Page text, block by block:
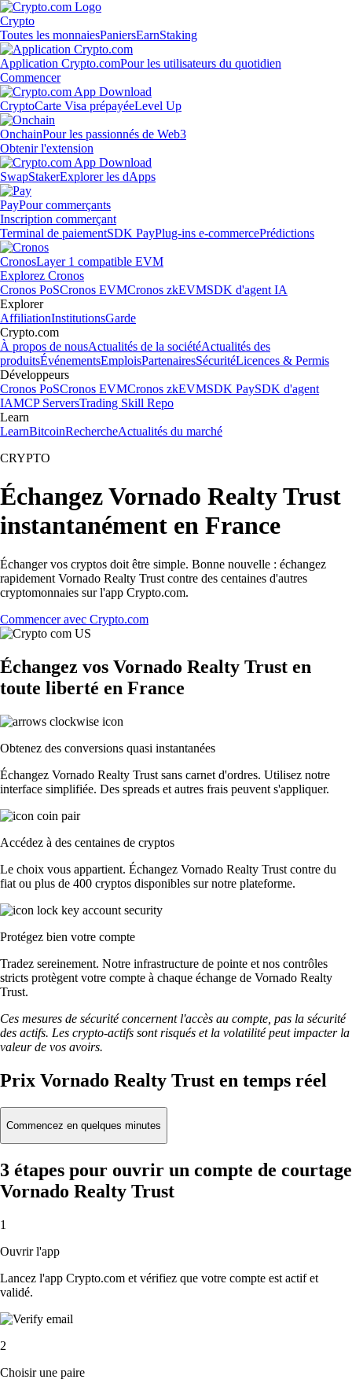
Crypto
Toutes les monnaiesPaniersEarnStaking
Application Crypto.comPour les utilisateurs du quotidien
Commencer
CryptoCarte Visa prépayéeLevel Up
OnchainPour les passionnés de Web3
Obtenir l'extension
SwapStakerExplorer les dApps
PayPour commerçants
Inscription commerçant
Terminal de paiementSDK PayPlug-ins e-commercePrédictions
CronosLayer 1 compatible EVM
Explorez Cronos
Cronos PoSCronos EVMCronos zkEVMSDK d'agent IA
Explorer
AffiliationInstitutionsGarde
Crypto.com
À propos de nousActualités de la sociétéActualités des
produitsÉvénementsEmploisPartenairesSécuritéLicences & Permis
Développeurs
Cronos PoSCronos EVMCronos zkEVMSDK PaySDK d'agent
IAMCP ServersTrading Skill Repo
Learn
LearnBitcoinRechercheActualités du marché
CRYPTO
Échangez Vornado Realty Trust
instantanément en France
Échanger vos cryptos doit être simple. Bonne nouvelle : échangez
rapidement Vornado Realty Trust contre des centaines d'autres
cryptomonnaies sur l'app Crypto.com.
Commencer avec Crypto.com
Échangez vos Vornado Realty Trust en
toute liberté en France
Obtenez des conversions quasi instantanées
Échangez Vornado Realty Trust sans carnet d'ordres. Utilisez notre
interface simplifiée. Des spreads et autres frais peuvent s'appliquer.
Accédez à des centaines de cryptos
Le choix vous appartient. Échangez Vornado Realty Trust contre du
fiat ou plus de 400 cryptos disponibles sur notre plateforme.
Protégez bien votre compte
Tradez sereinement. Notre infrastructure de pointe et nos contrôles
stricts protègent votre compte à chaque échange de Vornado Realty
Trust.
Ces mesures de sécurité concernent l'accès au compte, pas la sécurité
des actifs. Les crypto-actifs sont risqués et la volatilité peut impacter la
valeur de vos avoirs.
Prix Vornado Realty Trust en temps réel
Commencez en quelques minutes
3 étapes pour ouvrir un compte de courtage
Vornado Realty Trust
1
Ouvrir l'app
Lancez l'app Crypto.com et vérifiez que votre compte est actif et
validé.
2
Choisir une paire